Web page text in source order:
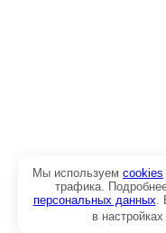
Мы используем cookies
трафика.
персональных данных
в